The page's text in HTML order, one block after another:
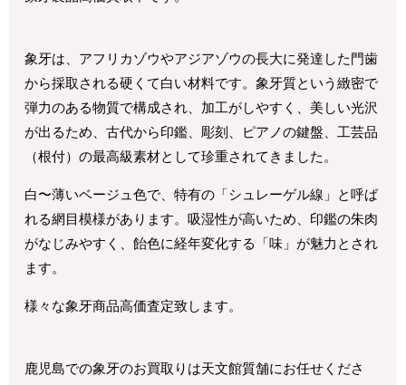
象牙は、アフリカゾウやアジアゾウの長大に発達した門歯
から採取される硬くて白い材料です。象牙質という緻密で
弾力のある物質で構成され、加工がしやすく、美しい光沢
が出るため、古代から印鑑、彫刻、ピアノの鍵盤、工芸品
（根付）の最高級素材として珍重されてきました。
白〜薄いベージュ色で、特有の「シュレーゲル線」と呼ば
れる網目模様があります。吸湿性が高いため、印鑑の朱肉
がなじみやすく、飴色に経年変化する「味」が魅力とされ
ます。
様々な象牙商品高価査定致します。
鹿児島での象牙のお買取りは天文館質舗にお任せくださ